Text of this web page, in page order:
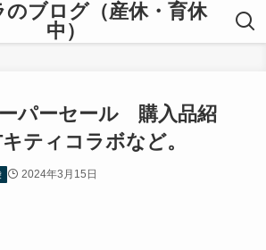
のブログ（産休・育休
中）
パーセール 購入品紹
ティコラボなど。
2024年3月15日